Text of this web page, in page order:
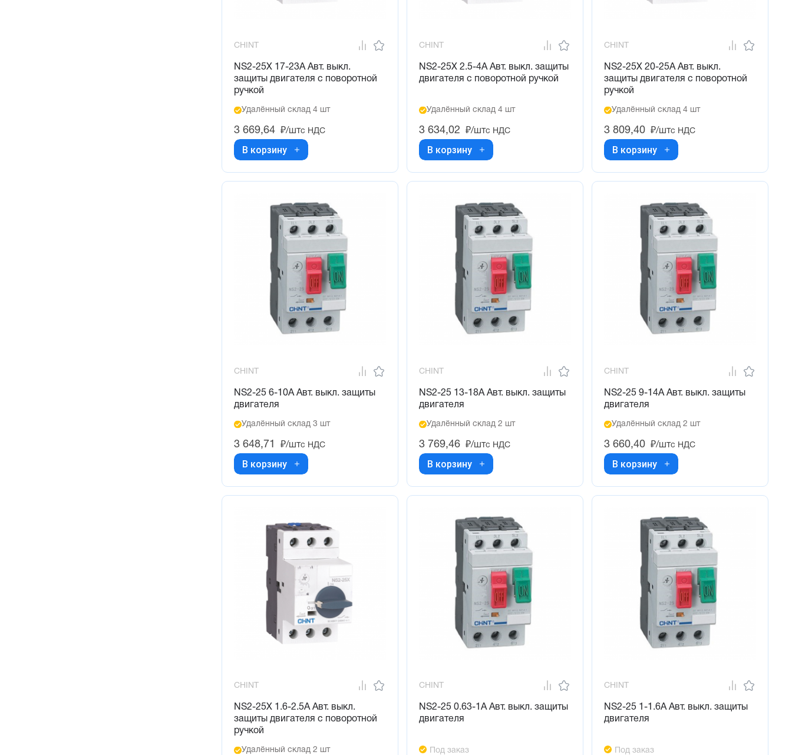
CHINT
NS2-25X 17-23А Авт. выкл.
защиты двигателя с поворотной
ручкой
Удалённый склад 4 шт
3 669,64 ₽/штс НДС
В корзину
CHINT
NS2-25X 2.5-4А Авт. выкл. защиты
двигателя с поворотной ручкой
Удалённый склад 4 шт
3 634,02 ₽/штс НДС
В корзину
CHINT
NS2-25X 20-25А Авт. выкл.
защиты двигателя с поворотной
ручкой
Удалённый склад 4 шт
3 809,40 ₽/штс НДС
В корзину
CHINT
NS2-25 6-10А Авт. выкл. защиты
двигателя
Удалённый склад 3 шт
3 648,71 ₽/штс НДС
В корзину
CHINT
NS2-25 13-18А Авт. выкл. защиты
двигателя
Удалённый склад 2 шт
3 769,46 ₽/штс НДС
В корзину
CHINT
NS2-25 9-14А Авт. выкл. защиты
двигателя
Удалённый склад 2 шт
3 660,40 ₽/штс НДС
В корзину
CHINT
NS2-25X 1.6-2.5А Авт. выкл.
защиты двигателя с поворотной
ручкой
Удалённый склад 2 шт
CHINT
NS2-25 0.63-1А Авт. выкл. защиты
двигателя
Под заказ
CHINT
NS2-25 1-1.6А Авт. выкл. защиты
двигателя
Под заказ